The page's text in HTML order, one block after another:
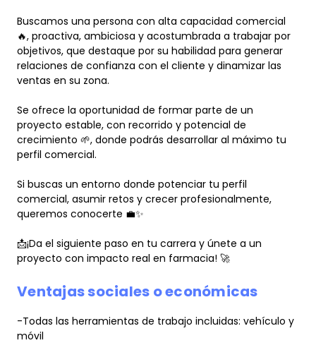
Buscamos una persona con alta capacidad comercial
🔥, proactiva, ambiciosa y acostumbrada a trabajar por
objetivos, que destaque por su habilidad para generar
relaciones de confianza con el cliente y dinamizar las
ventas en su zona.
Se ofrece la oportunidad de formar parte de un
proyecto estable, con recorrido y potencial de
crecimiento 🌱, donde podrás desarrollar al máximo tu
perfil comercial.
Si buscas un entorno donde potenciar tu perfil
comercial, asumir retos y crecer profesionalmente,
queremos conocerte 💼✨
📩¡Da el siguiente paso en tu carrera y únete a un
proyecto con impacto real en farmacia! 🚀
Ventajas sociales o económicas
-Todas las herramientas de trabajo incluidas: vehículo y
móvil